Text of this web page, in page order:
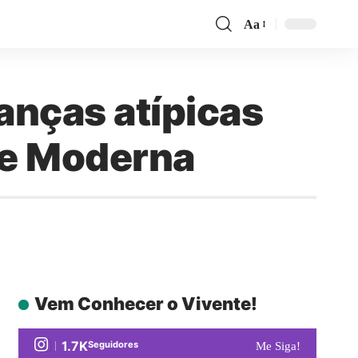
Aa
atípicas
Moderna
Vem Conhecer o Vivente!
1.7KSeguidores Me Siga!